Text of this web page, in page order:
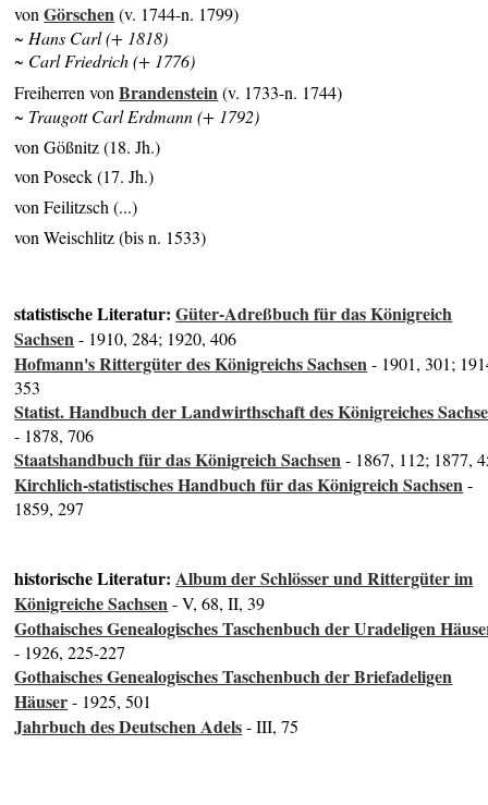
vonGörschen(v. 1744-n. 1799)
~ Hans Carl (+ 1818)
~ Carl Friedrich (+ 1776)
Freiherren vonBrandenstein(v. 1733-n. 1744)
~ Traugott Carl Erdmann (+ 1792)
von Gößnitz (18. Jh.)
von Poseck (17. Jh.)
von Feilitzsch (...)
von Weischlitz (bis n. 1533)
statistische Literatur:Güter-Adreßbuch für das Königreich
Sachsen- 1910, 284; 1920, 406
Hofmann's Rittergüter des Königreichs Sachsen- 1901, 301;
353
Statist. Handbuch der Landwirthschaft des Königreiches
- 1878, 706
Staatshandbuch für das Königreich Sachsen- 1867, 112; 1877,
Kirchlich-statistisches Handbuch für das Königreich Sachsen-
1859, 297
historische Literatur:Album der Schlösser und Rittergüter im
Königreiche Sachsen- V, 68, II, 39
Gothaisches Genealogisches Taschenbuch der Uradeligen
- 1926, 225-227
Gothaisches Genealogisches Taschenbuch der Briefadeligen
Häuser- 1925, 501
Jahrbuch des Deutschen Adels- III, 75